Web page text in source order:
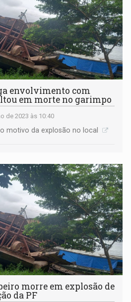
envolvimento com
em morte no garimpo
de 2023 às 10:40
motivo da explosão no local
morre em explosão de
da PF